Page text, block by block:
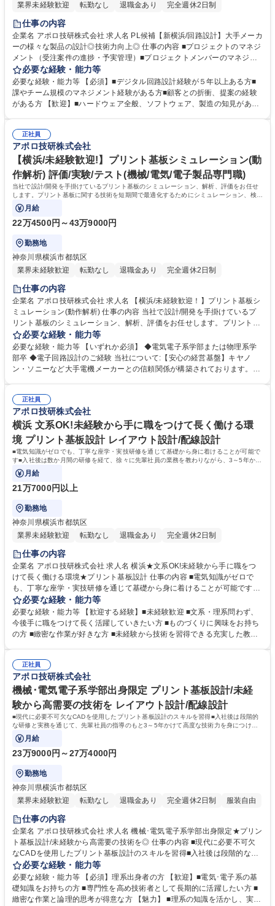
業界未経験歓迎
転勤なし 退職金あり 完全週休2日制
仕事の内容
企業名 アポロ技研株式会社 求人名 PL候補【新横浜/回路設計】大手メーカ
ーの様々な製品の設計◎技術力向上◎ 仕事の内容 ■プロジェクトのマネジ
メント（受注案件の進捗・予実管理）■プロジェクトメンバーのマネジメ
ント（スキル管理、育成）■業務支援（受注案件の要件定義、設計支援）■
顧客との折衝と提案 ≪具体的には≫ ◆通信インフラ機器◆産業機器◆医
用機器の各種制御ユニット,インターフェースユニット,電源ユニット◆通
信インフラ機器のIoT端末,ゲートウェイ◆測定機器,ロガー◆各種センサー
必要な経験・能力等
必要な経験・能力等 【必須】■デジタル回路設計経験が５年以上ある方■
課やチーム規模のマネジメント経験がある方■顧客との折衝、提案の経験
がある方 【歓迎】■ハードウェア全般、ソフトウェア、製造の知見がある
まだない完成品に対する基板や電子部品の試作から量産まで提案可能。 少
ロットや短納期の案件であっても対応可能で、小回りの利くところもお客
様に喜ばれています。 学歴・資格 学歴：大学院 大学 高専 短大 専修学校
高校 語学力： 資格：
正社員
アポロ技研株式会社
【横浜/未経験歓迎!】プリント基板シミュレーション(動
作解析) 評価/実験/テスト(機械/電気/電子製品専門職)
当社で設計/開発を手掛けているプリント基板のシミュレーション、解析、評価をお任せ
します。プリント基板に関する技術を短期間で最適化するためにシミュレーション、検証
実験、課題抽出、対策実行を行います。
月給
22万4500円～43万9000円
勤務地
神奈川県横浜市都筑区
業界未経験歓迎
転勤なし 退職金あり 完全週休2日制
仕事の内容
企業名 アポロ技研株式会社 求人名 【横浜/未経験歓迎！】プリント基板シ
ミュレーション(動作解析) 仕事の内容 当社で設計/開発を手掛けているプ
リント基板のシミュレーション、解析、評価をお任せします。プリント基
板に関する技術を短期間で最適化するためにシミュレーション、検証実
験、課題抽出、対策実行を行います。 【入社後】 ■業務に慣れてきたら担
当顧客を持ち、お客様と直接折衝いただきます。 ■1案件2～4週間年/掛け
持ち案件3～4件 【魅力】 ■業界が家電、自動車、化粧品、通信機器など多
必要な経験・能力等
必要な経験・能力等 【いずれか必須】 ◆電気電子系学部または物理系学
部卒 ◆電子回路設計のご経験 当社について:【安心の経営基盤】キヤノ
ン・ソニーなど大手電機メーカーとの信頼関係が構築されております。高
ができ、小回りの利くところはお客様に選ばれている理由です。近年は電
化製品の小型化も進んでいる結果、電子部品や基板の需要度があがってお
ります。 学歴・資格 学歴：大学院 大学 高専 短大 専修学校 高校 語学力：
資格：
正社員
アポロ技研株式会社
横浜 文系OK!未経験から手に職をつけて長く働ける環
境 プリント基板設計 レイアウト設計/配線設計
■電気知識がゼロでも、丁寧な座学・実技研修を通じて基礎から身に着けることが可能で
す■入社後は数か月間の研修を経て、徐々に先輩社員の業務を教わりながら、3～5年かけ
てじっくりと一人前に成長いただきます
月給
21万7000円以上
勤務地
神奈川県横浜市都筑区
業界未経験歓迎
転勤なし 退職金あり 完全週休2日制
仕事の内容
企業名 アポロ技研株式会社 求人名 横浜★文系OK!未経験から手に職をつ
けて長く働ける環境★プリント基板設計 仕事の内容 ■電気知識がゼロで
も、丁寧な座学・実技研修を通じて基礎から身に着けることが可能です■
入社後は数か月間の研修を経て、徐々に先輩社員の業務を教わりながら、
3～5年かけてじっくりと一人前に成長いただきます 【具体的には】CAD
という設計や製図を支援するソフトを使い、回路設計図を基にプリント基
板のレイアウト設計を行います。ICやその他部品を各々の特性に応じて組
しながら難しいご要望も叶えられた際の喜びは一入です。 募集職種 横浜
★文系OK!未経験から手に職をつけて長く働ける環境★プリント基板設計
必要な経験・能力等
必要な経験・能力等 【歓迎する経験】■未経験歓迎 ■文系・理系問わず、
今後手に職をつけて長く活躍していきたい方 ■ものづくりに興味をお持ち
の方 ■緻密な作業が好きな方 ■未経験から技術を習得できる充実した教育
に携われます ■小回りの利く対応力と高い技術力で、短納期・少ロットの
案件にも対応できる強みがあります ■入社後は段階的に成長でき、将来的
にはスペシャリストやマネジメントなど自分に合ったキャリアパスを選択
できます 学歴・資格 学歴：大学院 大学 高専 短大 専修学校 高校 語学力：
資格：
正社員
アポロ技研株式会社
機械･電気電子系学部出身限定 プリント基板設計/未経
験から高需要の技術を レイアウト設計/配線設計
■現代に必要不可欠なCADを使用したプリント基板設計のスキルを習得■入社後は段階的
な研修と実務を通じて、先輩社員の指導のもと3～5年かけて高度な技術力を身につけて
いただきます
月給
23万9000円～27万4000円
勤務地
神奈川県横浜市都筑区
業界未経験歓迎
転勤なし 退職金あり 完全週休2日制 服装自由
仕事の内容
企業名 アポロ技研株式会社 求人名 機械･電気電子系学部出身限定★プリン
ト基板設計/未経験から高需要の技術を◎ 仕事の内容 ■現代に必要不可欠
なCADを使用したプリント基板設計のスキルを習得■入社後は段階的な研
修と実務を通じて、先輩社員の指導のもと3～5年かけて高度な技術力を身
につけていただきます 【具体的には】CADを使用して回路設計図を基に
プリント基板のレイアウト設計を行います。ICやその他部品を各々の特性
に応じて最適配置し、プリント基板の小型化・低コスト化を実現します。
必要な経験・能力等
必要な経験・能力等 【必須】理系出身者の方 【歓迎】■電気･電子系の基
礎知識をお持ちの方 ■専門性を高め技術者として長期的に活躍したい方 ■
緻密な作業と論理的思考が得意な方 【魅力】 ■理系の知識を活かし、実践